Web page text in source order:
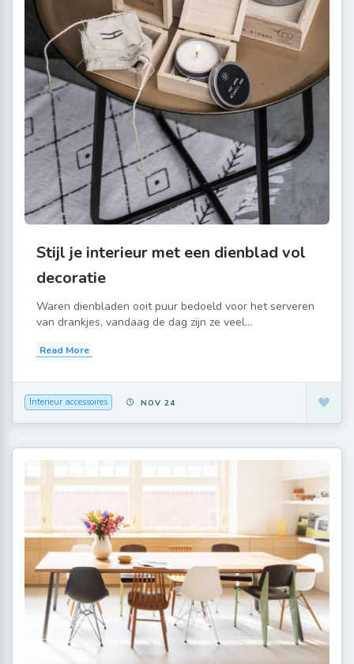
Stijl je interieur met een dienblad vol
decoratie
Waren dienbladen ooit puur bedoeld voor het serveren
van drankjes, vandaag de dag zijn ze veel...
Read More
Interieur accessoires NOV 24